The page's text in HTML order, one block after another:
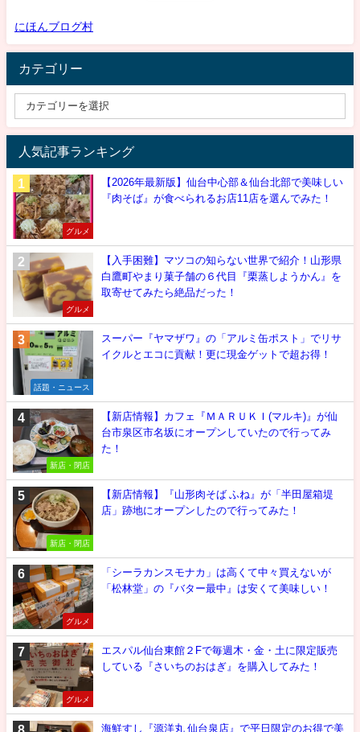
にほんブログ村
カテゴリー
人気記事ランキング
グルメ
【2026年最新版】仙台中心部＆仙台北部で美味しい
『肉そば』が食べられるお店11店を選んでみた！
グルメ
【入手困難】マツコの知らない世界で紹介！山形県
白鷹町やまり菓子舗の６代目『栗蒸しようかん』を
取寄せてみたら絶品だった！
話題・ニュース
スーパー『ヤマザワ』の「アルミ缶ポスト」でリサ
イクルとエコに貢献！更に現金ゲットで超お得！
新店・閉店
【新店情報】カフェ『ＭＡＲＵＫＩ(マルキ)』が仙
台市泉区市名坂にオープンしていたので行ってみ
た！
新店・閉店
【新店情報】『山形肉そば ふね』が「半田屋箱堤
店」跡地にオープンしたので行ってみた！
グルメ
「シーラカンスモナカ」は高くて中々買えないが
「松林堂」の『バター最中』は安くて美味しい！
グルメ
エスパル仙台東館２Fで毎週木・金・土に限定販売
している『さいちのおはぎ』を購入してみた！
海鮮すし『源洋丸 仙台泉店』で平日限定のお得で美